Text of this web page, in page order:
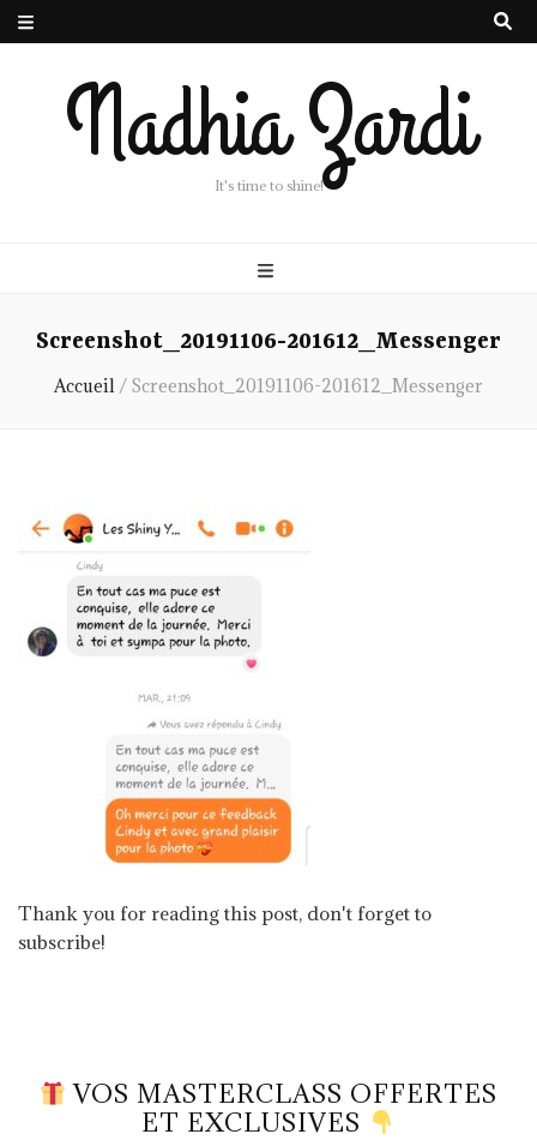
Nadhia Zardi
It's time to shine!
Screenshot_20191106-201612_Messenger
Accueil / Screenshot_20191106-201612_Messenger
Thank you for reading this post, don't forget to
subscribe!
VOS MASTERCLASS OFFERTES
ET EXCLUSIVES